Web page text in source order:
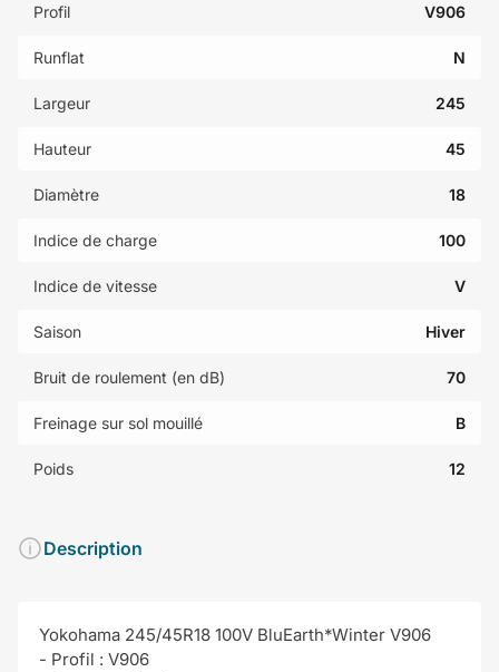
Profil V906
Runflat N
Largeur 245
Hauteur 45
Diamètre 18
Indice de charge 100
Indice de vitesse V
Saison Hiver
Bruit de roulement (en dB) 70
Freinage sur sol mouillé B
Poids 12
Description
Yokohama 245/45R18 100V BluEarth*Winter V906
- Profil : V906